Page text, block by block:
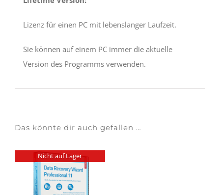
Lizenz für einen PC mit lebenslanger Laufzeit.
Sie können auf einem PC immer die aktuelle
Version des Programms verwenden.
Das könnte dir auch gefallen …
Nicht auf Lager